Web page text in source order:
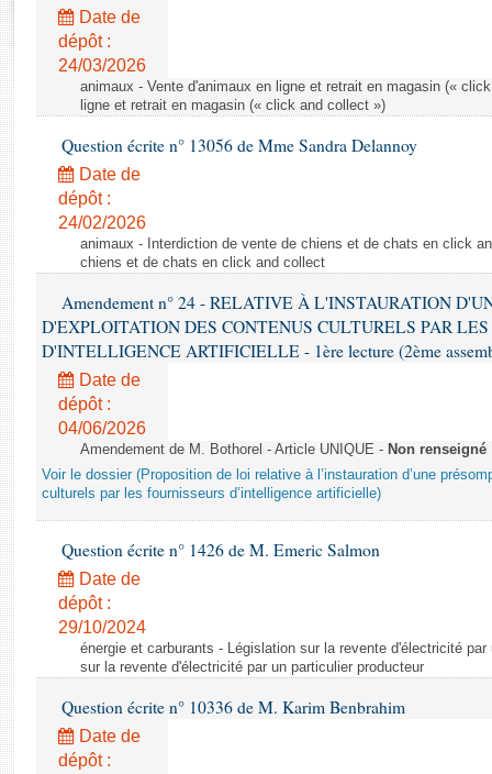
Rapports législatifs
Rapports sur l'application des lois
Baromètre de l’application des lois
Dossiers législatifs
Budget et sécurité sociale
Questions écrites et orales
Comptes rendus des débats
Date de
dépôt :
24/03/2026
animaux - Vente d'animaux en ligne et retrait en magasin («
ligne et retrait en magasin (« click and collect »)
Question écrite n° 13056 de Mme Sandra Delannoy
Date de
dépôt :
24/02/2026
animaux - Interdiction de vente de chiens et de chats en click
chiens et de chats en click and collect
Amendement n° 24 - RELATIVE À L'INSTAURATION
D'EXPLOITATION DES CONTENUS CULTURELS PAR LES
D'INTELLIGENCE ARTIFICIELLE - 1ère lecture (2ème
Date de
dépôt :
04/06/2026
Amendement de M. Bothorel - Article UNIQUE - Non renseigné
Voir le dossier (Proposition de loi relative à l’instauration d’une
culturels par les fournisseurs d’intelligence artificielle)
Question écrite n° 1426 de M. Emeric Salmon
Date de
dépôt :
29/10/2024
énergie et carburants - Législation sur la revente d'électricité
sur la revente d'électricité par un particulier producteur
Question écrite n° 10336 de M. Karim Benbrahim
Date de
dépôt :